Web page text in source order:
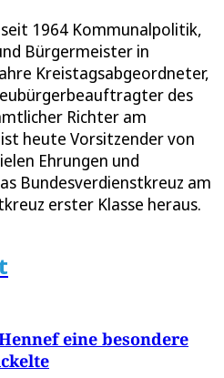
1964 Kommunalpolitik,
Bürgermeister in
Kreistagsabgeordneter,
des
Richter am
heute Vorsitzender von
Ehrungen und
Bundesverdienstkreuz am
erster Klasse heraus.
eine besondere